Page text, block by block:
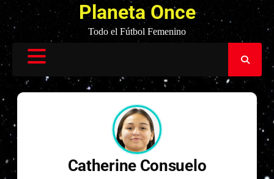
Planeta Once
Todo el Fútbol Femenino
Catherine Consuelo